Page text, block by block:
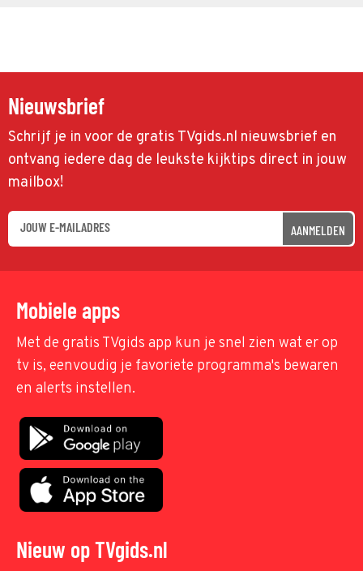
Nieuwsbrief
Schrijf je in voor de gratis TVgids.nl nieuwsbrief en
ontvang iedere dag de leukste kijktips direct in jouw
mailbox!
AANMELDEN
Mobiele apps
Met de gratis TVgids app kun je snel zien wat er op
tv is, eenvoudig je favoriete programma's bewaren
en alerts instellen.
Nieuw op TVgids.nl